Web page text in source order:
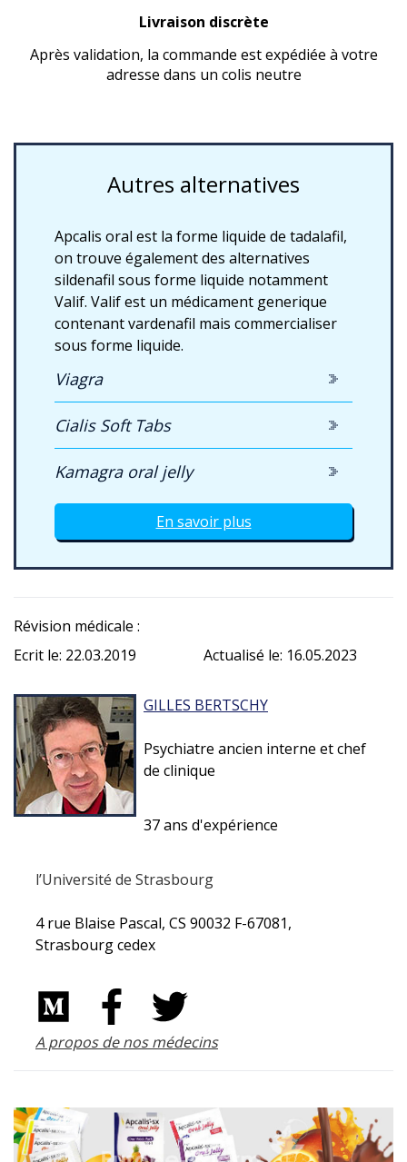
Livraison discrète
Après validation, la commande est expédiée à votre
adresse dans un colis neutre
Autres alternatives
Apcalis oral est la forme liquide de tadalafil,
on trouve également des alternatives
sildenafil sous forme liquide notamment
Valif. Valif est un médicament generique
contenant vardenafil mais commercialiser
sous forme liquide.
Viagra
Cialis Soft Tabs
Kamagra oral jelly
En savoir plus
Révision médicale :
Ecrit le: 22.03.2019
Actualisé le: 16.05.2023
GILLES BERTSCHY
Psychiatre ancien interne et chef
de clinique
37 ans d'expérience
l’Université de Strasbourg
4 rue Blaise Pascal, CS 90032 F-67081,
Strasbourg cedex
A propos de nos médecins